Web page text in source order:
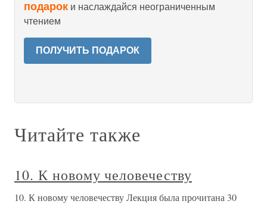
подарок и наслаждайся неограниченным
чтением
ПОЛУЧИТЬ ПОДАРОК
Читайте также
10. К новому человечеству
10. К новому человечеству Лекция была прочитана 30